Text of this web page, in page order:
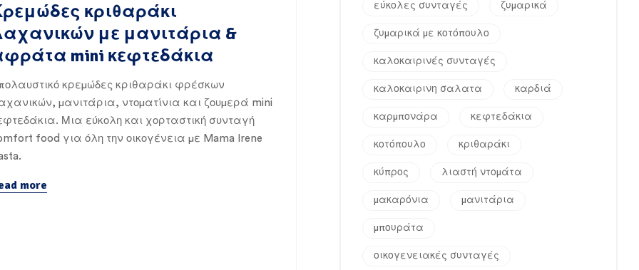
κριθαράκι
με μανιτάρια &
mini κεφτεδάκια
κρεμώδες κριθαράκι φρέσκων
μανιτάρια, ντοματίνια και ζουμερά mini
Μια εύκολη και χορταστική συνταγή
food για όλη την οικογένεια με Mama Irene
more
εύκολες συνταγές ζυμαρικά
ζυμαρικά με κοτόπουλο
καλοκαιρινές συνταγές
καλοκαιρινη σαλατα καρδιά
καρμπονάρα κεφτεδάκια
κοτόπουλο κριθαράκι
κύπρος λιαστή ντομάτα
μακαρόνια μανιτάρια
μπουράτα
οικογενειακές συνταγές